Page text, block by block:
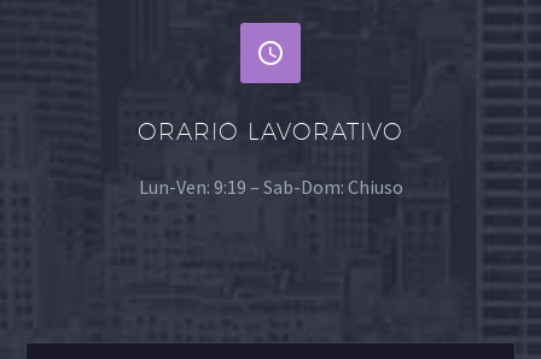


ORARIO LAVORATIVO
Lun-Ven: 9:19 – Sab-Dom: Chiuso